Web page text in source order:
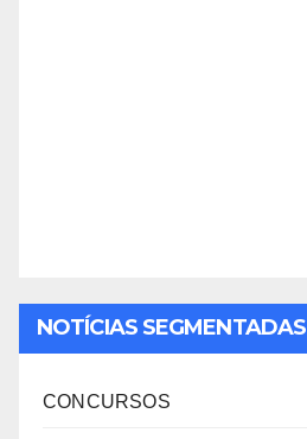
NOTÍCIAS SEGMENTADAS
CONCURSOS